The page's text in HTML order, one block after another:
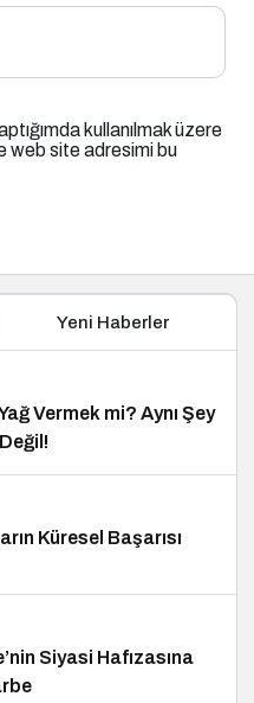
kullanılmak üzere
web site adresimi bu
Yeni Haberler
Vermek mi? Aynı Şey
Küresel Başarısı
Siyasi Hafızasına